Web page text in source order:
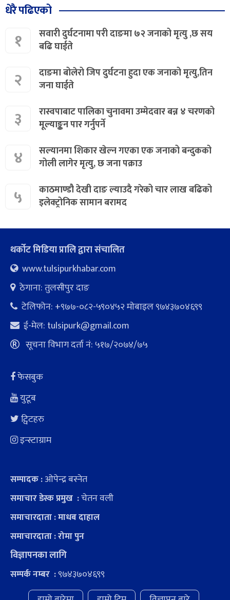
धेरै पढिएको
१
सवारी दुर्घटनामा परी दाङमा ७२ जनाको मृत्यु ,छ सय
बढि घाईते
२
दाङमा बोलेरो जिप दुर्घटना हुदा एक जनाको मृत्यु,तिन
जना घाईते
३
रास्वपाबाट पालिका चुनावमा उम्मेदवार बन्न ४ चरणको
मूल्याङ्कन पार गर्नुपर्ने
४
सल्यानमा शिकार खेल्न गएका एक जनाको बन्दुकको
गोली लागेर मृत्यु, छ जना पक्राउ
५
काठमाण्डौ देखी दाङ ल्याउदै गरेको चार लाख बढिको
इलेक्ट्रोनिक सामान बरामद
थर्कोट मिडिया प्रालि द्वारा संचालित
www.tulsipurkhabar.com
ठेगाना: तुलसीपुर दाङ
टेलिफोन: +९७७-०८२-५९०४५२ माेबाइल ९७४३७०४६९९
ई-मेल: tulsipurk@gmail.com
सूचना विभाग दर्ता नं: ५१७/२०७४/७५
फेसबुक
युटूब
ट्विटहरु
इन्स्टाग्राम
सम्पादक :ओपेन्द्र बस्नेत
समाचार डेस्क प्रमुख :चेतन वली
समाचारदाता : माधब दाहाल
समाचारदाता : रोमा पुन
विज्ञापनका लागि
सम्पर्क नम्बर :९७४३७०४६९९